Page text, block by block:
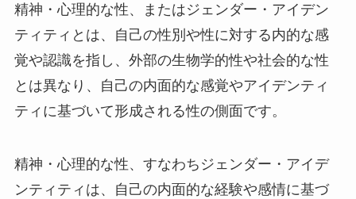
精神・心理的な性、またはジェンダー・アイデン
ティティとは、自己の性別や性に対する内的な感
覚や認識を指し、外部の生物学的性や社会的な性
とは異なり、自己の内面的な感覚やアイデンティ
ティに基づいて形成される性の側面です。
精神・心理的な性、すなわちジェンダー・アイデ
ンティティは、自己の内面的な経験や感情に基づ